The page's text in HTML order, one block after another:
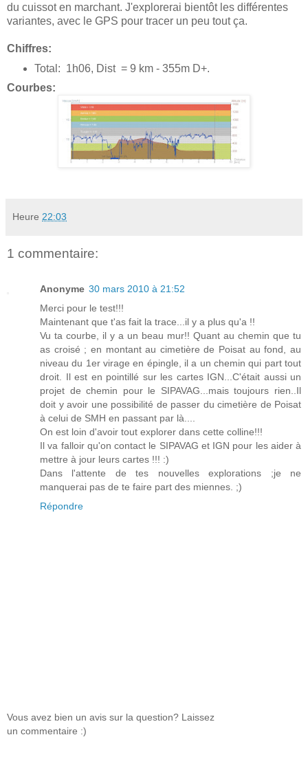
du cuissot en marchant. J'explorerai bientôt les différentes
variantes, avec le GPS pour tracer un peu tout ça.
Chiffres:
Total: 1h06, Dist = 9 km - 355m D+.
Courbes:
Heure 22:03
1 commentaire:
Anonyme 30 mars 2010 à 21:52
Merci pour le test!!!
Maintenant que t'as fait la trace...il y a plus qu'a !!
Vu ta courbe, il y a un beau mur!! Quant au chemin que tu
as croisé ; en montant au cimetière de Poisat au fond, au
niveau du 1er virage en épingle, il a un chemin qui part tout
droit. Il est en pointillé sur les cartes IGN...C'était aussi un
projet de chemin pour le SIPAVAG...mais toujours rien..Il
doit y avoir une possibilité de passer du cimetière de Poisat
à celui de SMH en passant par là....
On est loin d'avoir tout explorer dans cette colline!!!
Il va falloir qu'on contact le SIPAVAG et IGN pour les aider à
mettre à jour leurs cartes !!! :)
Dans l'attente de tes nouvelles explorations ;je ne
manquerai pas de te faire part des miennes. ;)
Répondre
Vous avez bien un avis sur la question? Laissez
un commentaire :)